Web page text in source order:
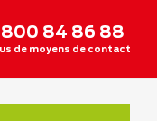
84 86 88
de moyens de contact